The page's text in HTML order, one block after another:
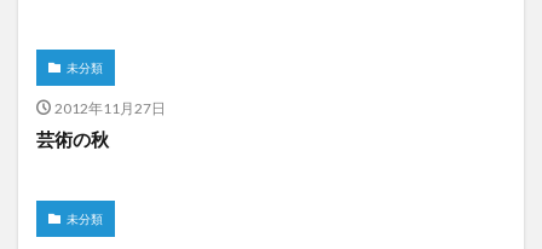
未分類
2012年11月27日
芸術の秋
未分類